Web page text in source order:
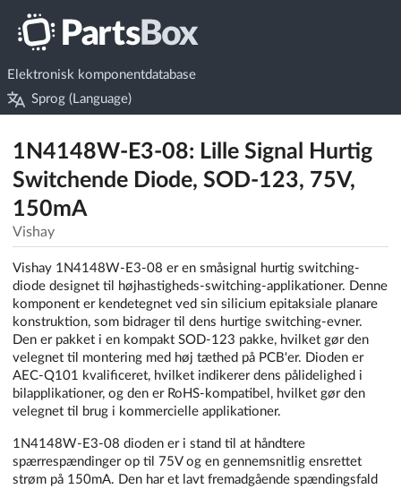
Elektronisk komponentdatabase
Sprog (Language)
1N4148W-E3-08: Lille Signal Hurtig
Switchende Diode, SOD-123, 75V,
150mA
Vishay
Vishay 1N4148W-E3-08 er en småsignal hurtig switching-
diode designet til højhastigheds-switching-applikationer. Denne
komponent er kendetegnet ved sin silicium epitaksiale planare
konstruktion, som bidrager til dens hurtige switching-evner.
Den er pakket i en kompakt SOD-123 pakke, hvilket gør den
velegnet til montering med høj tæthed på PCB'er. Dioden er
AEC-Q101 kvalificeret, hvilket indikerer dens pålidelighed i
bilapplikationer, og den er RoHS-kompatibel, hvilket gør den
velegnet til brug i kommercielle applikationer.
1N4148W-E3-08 dioden er i stand til at håndtere
spærrespændinger op til 75V og en gennemsnitlig ensrettet
strøm på 150mA. Den har et lavt fremadgående spændingsfald